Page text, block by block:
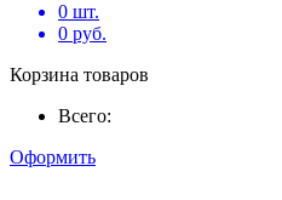
0 шт.
0 руб.
Корзина товаров
Всего:
Оформить